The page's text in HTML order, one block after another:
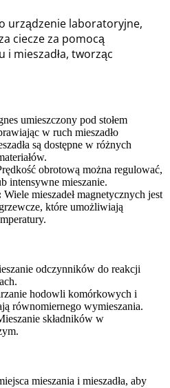
urządzenie laboratoryjne,
ciecze za pomocą
i mieszadła, tworząc
umieszczony pod stołem
w ruch mieszadło
są dostępne w różnych
obrotową można regulować,
intensywne mieszanie.
Wiele mieszadeł magnetycznych jest
które umożliwiają
odczynników do reakcji
hodowli komórkowych i
równomiernego wymieszania.
składników w
mieszania i mieszadła, aby